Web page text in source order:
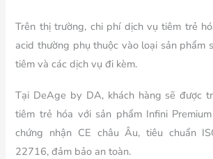
Trên thị trường, chi phí dịch vụ tiêm trẻ
acid thường phụ thuộc vào loại sản phẩm
tiêm và các dịch vụ đi kèm.
Tại DeAge by DA, khách hàng sẽ được
tiêm trẻ hóa với sản phẩm Infini
chứng nhận CE châu Âu, tiêu chuẩn
22716, đảm bảo an toàn.